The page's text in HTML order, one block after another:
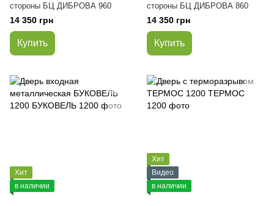
стороны БЦ ДИБРОВА 960
14 350 грн
Купить
стороны БЦ ДИБРОВА 860
14 350 грн
Купить
Хит
в наличии
Хит
Видео
в наличии